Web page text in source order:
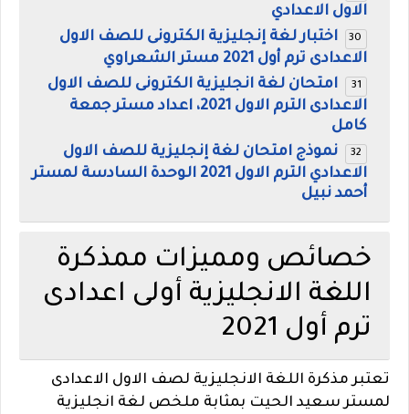
الاول الاعدادي
اختبار لغة إنجليزية الكترونى للصف الاول
الاعدادى ترم أول 2021 مستر الشعراوي
امتحان لغة انجليزية الكترونى للصف الاول
الاعدادى الترم الاول 2021، اعداد مستر جمعة
كامل
نموذج امتحان لغة إنجليزية للصف الاول
الاعدادي الترم الاول 2021 الوحدة السادسة لمستر
أحمد نبيل
خصائص ومميزات ممذكرة
اللغة الانجليزية أولى اعدادى
ترم أول 2021
تعتبر مذكرة اللغة الانجليزية لصف الاول الاعدادى
لمستر سعيد الحيت بمثابة ملخص لغة انجليزية